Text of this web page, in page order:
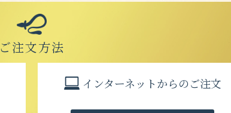
ご注文方法
インターネットからのご注文